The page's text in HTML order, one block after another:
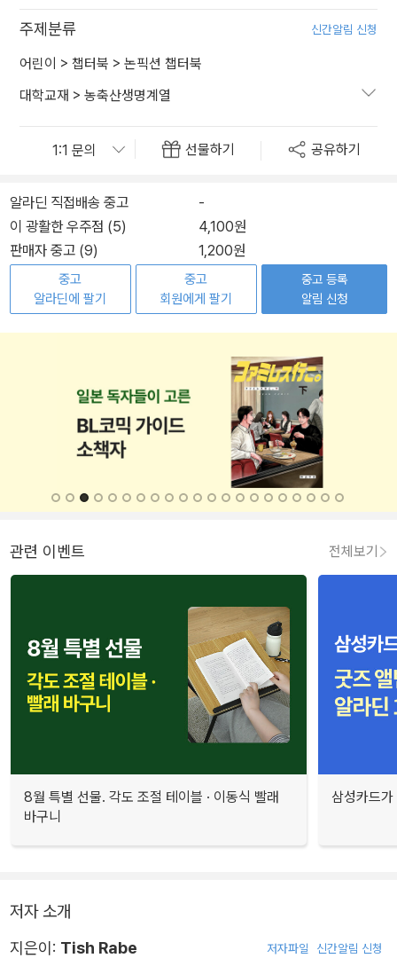
주제분류 신간알림 신청
어린이 > 챕터북 > 논픽션 챕터북
대학교재 > 농축산생명계열
선물하기 공유하기
알라딘 직접배송 중고
-
이 광활한 우주점 (5)
4,100원
판매자 중고 (9)
1,200원
중고
알라딘에 팔기
중고
회원에게 팔기
중고 등록
알림 신청
관련 이벤트 전체보기
8월 특별 선물. 각도 조절 테이블 · 이동식 빨래
바구니
삼성카드
저자 소개
지은이: Tish Rabe 저자파일 신간알림 신청